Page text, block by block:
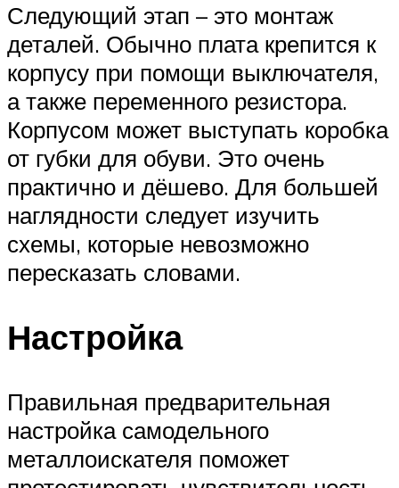
Следующий этап – это монтаж
деталей. Обычно плата крепится к
корпусу при помощи выключателя,
а также переменного резистора.
Корпусом может выступать коробка
от губки для обуви. Это очень
практично и дёшево. Для большей
наглядности следует изучить
схемы, которые невозможно
пересказать словами.
Настройка
Правильная предварительная
настройка самодельного
металлоискателя поможет